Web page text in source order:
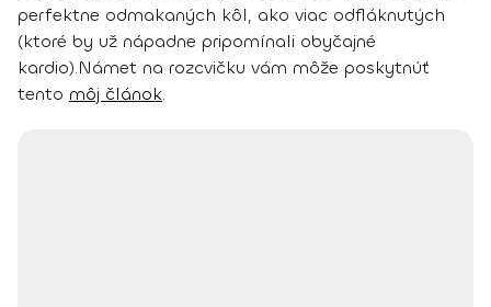
perfektne odmakaných kôl, ako viac odfláknutých
(ktoré by už nápadne pripomínali obyčajné
kardio).Námet na rozcvičku vám môže poskytnúť
tento môj článok.